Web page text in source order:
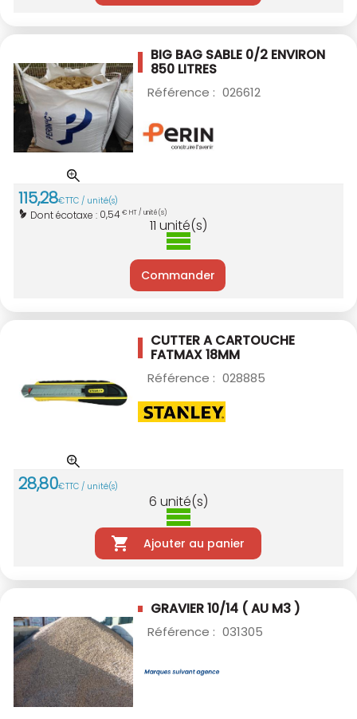
BIG BAG SABLE 0/2 ENVIRON
850 LITRES
Référence : 026612
115,28€TTC / unité(s)
Dont écotaxe : 0,54€ HT / unité(s)
11 unité(s)
Commander
CUTTER A CARTOUCHE
FATMAX 18MM
Référence : 028885
28,80€TTC / unité(s)
6 unité(s)
Ajouter au panier
GRAVIER 10/14 ( AU M3 )
Référence : 031305